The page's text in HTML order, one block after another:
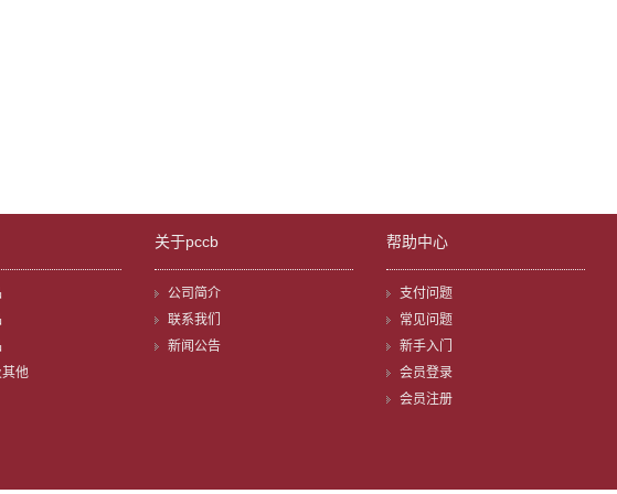
他
关于pccb
公司简介
联系我们
新闻公告
帮助中心
支付问题
常见问题
新手入门
会员登录
会员注册